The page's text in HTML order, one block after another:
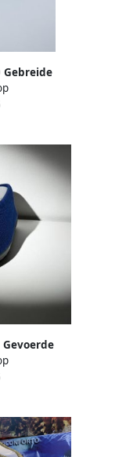
Gebreide
Atlântico
Pantoffel
Gevoerde
Schoen